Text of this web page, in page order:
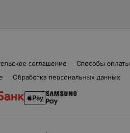
соглашение Способы оплаты
Обработка персональных данных